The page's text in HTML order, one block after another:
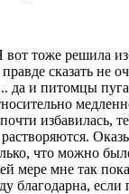
тоже решила
сказать не
да и питомцы
избавилась,
что можно
мере мне так
благодарна, если